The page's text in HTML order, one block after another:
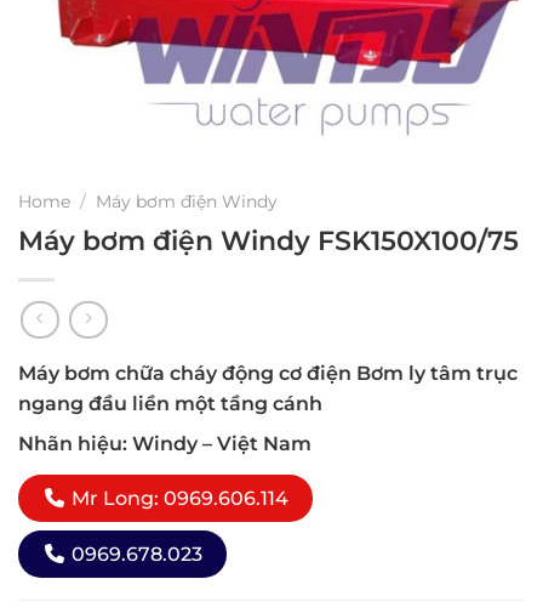
Home / Máy bơm điện Windy
Máy bơm điện Windy FSK150X100/75
Máy bơm chữa cháy động cơ điện Bơm ly tâm trục
ngang đầu liền một tầng cánh
Nhãn hiệu: Windy – Việt Nam
Mr Long: 0969.606.114
0969.678.023